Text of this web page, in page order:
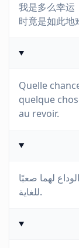
我是多么幸运
时竟是如此地
Quelle
quelque
au revoir.
لهما صعبًا
للغاية.